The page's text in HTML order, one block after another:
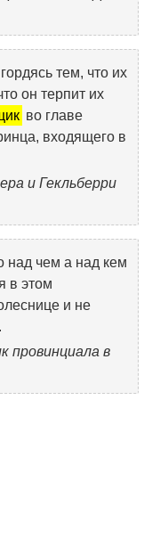
тем, что их
он терпит их
во главе
входящего в
и Гекльберри
чем а над кем
в этом
и не
.
провинциала в